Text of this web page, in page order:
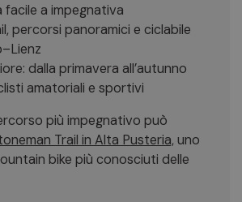
facile a impegnativa
percorsi panoramici e ciclabile
dalla primavera all’autunno
amatoriali e sportivi
più impegnativo può
Trail in Alta Pusteria, uno
bike più conosciuti delle